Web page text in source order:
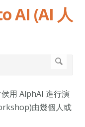
AI (AI 人
用 AlphAI 進行演
由幾個人或